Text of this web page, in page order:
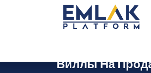
Виллы На